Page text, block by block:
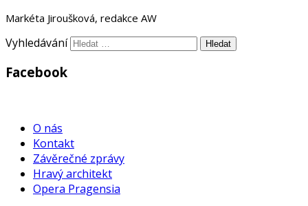
Markéta Jiroušková, redakce AW
Vyhledávání
Facebook
O nás
Kontakt
Závěrečné zprávy
Hravý architekt
Opera Pragensia